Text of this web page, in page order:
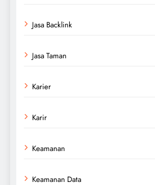
Jasa Backlink
Jasa Taman
Karier
Karir
Keamanan
Keamanan Data